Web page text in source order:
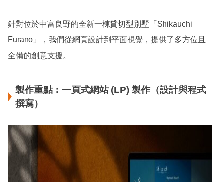
針對位於中富良野的全新一棟貸切型別墅「Shikauchi
Furano」，我們從網頁設計到平面視覺，提供了多方位且
全備的創意支援。
製作重點：一頁式網站 (LP) 製作（設計與程式
撰寫）